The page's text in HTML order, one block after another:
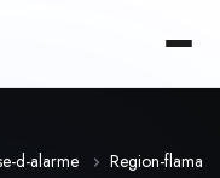
d-alarme Region-